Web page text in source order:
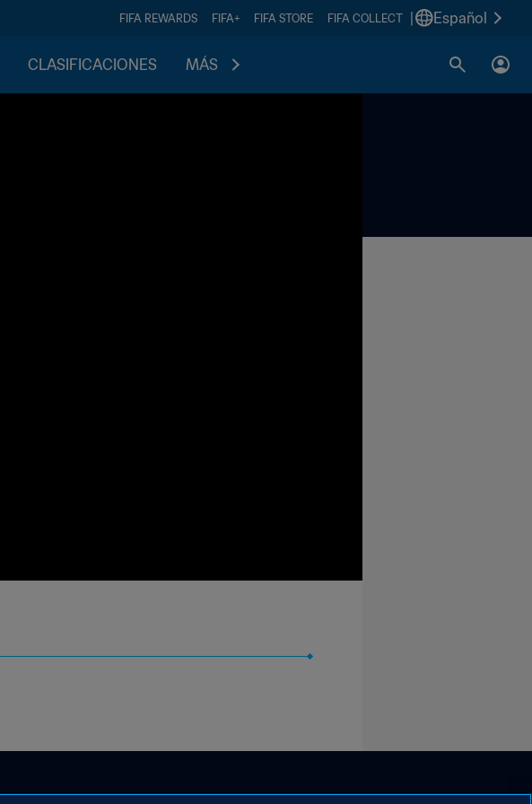
FIFA REWARDS FIFA+ FIFA STORE FIFA COLLECT Español
CLASIFICACIONES MÁS